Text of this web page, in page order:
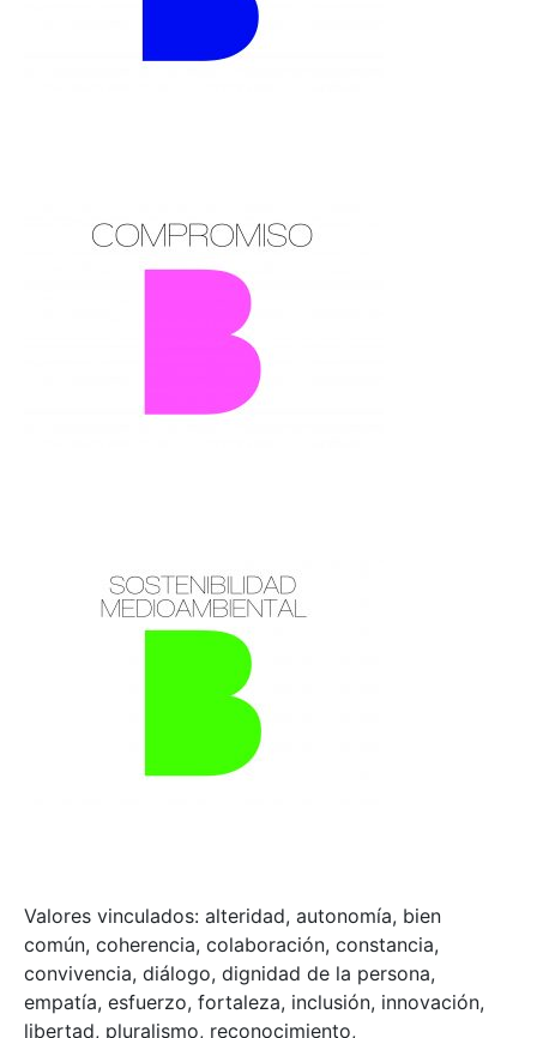
Valores vinculados: alteridad, autonomía, bien
común, coherencia, colaboración, constancia,
convivencia, diálogo, dignidad de la persona,
empatía, esfuerzo, fortaleza, inclusión, innovación,
libertad, pluralismo, reconocimiento,